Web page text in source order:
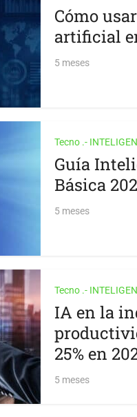
Cómo
artificial
5 meses
Tecno .-
Guía
Básica
5 meses
Tecno .-
IA en la
25% en
5 meses